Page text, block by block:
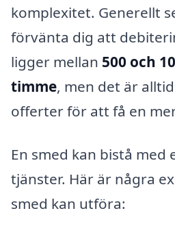
komplexitet. Generellt
förvänta dig att
ligger mellan 500 och
timme, men det är
offerter för att få en
En smed kan bistå med
tjänster. Här är några
smed kan utföra: